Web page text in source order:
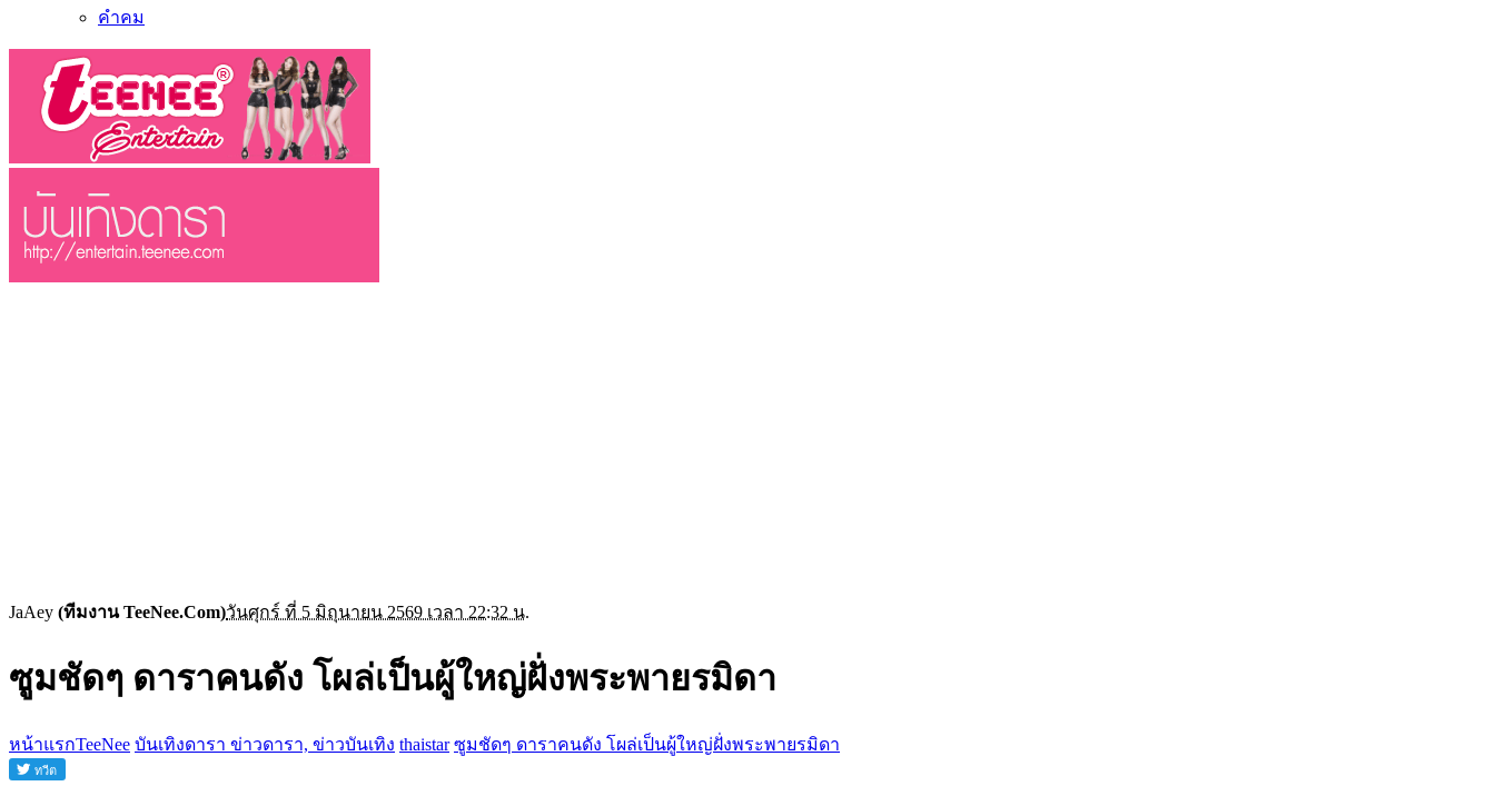
คำคม
JaAey (ทีมงาน TeeNee.Com)วันศุกร์ ที่ 5 มิถุนายน 2569 เวลา 22:32 น.
ซูมชัดๆ ดาราคนดัง โผล่เป็นผู้ใหญ่ฝั่งพระพายรมิดา
หน้าแรกTeeNee บันเทิงดารา ข่าวดารา, ข่าวบันเทิง thaistar ซูมชัดๆ ดาราคนดัง โผล่เป็นผู้ใหญ่ฝั่งพระพายรมิดา